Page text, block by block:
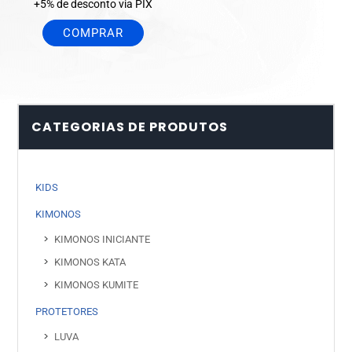
+5% de desconto via PIX
COMPRAR
CATEGORIAS DE PRODUTOS
KIDS
KIMONOS
KIMONOS INICIANTE
KIMONOS KATA
KIMONOS KUMITE
PROTETORES
LUVA